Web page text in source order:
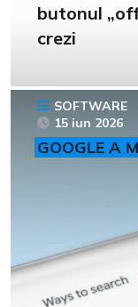
butonul
crezi
SOFTWARE
15 iun 2026
GOOGLE A